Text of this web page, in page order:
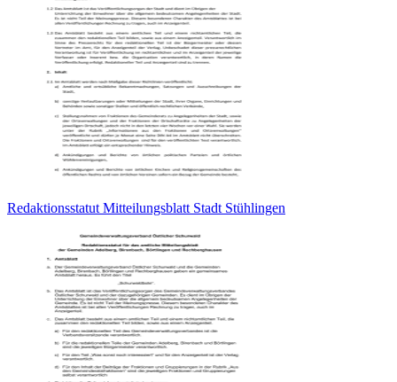
Redaktionsstatut Mitteilungsblatt Stadt Stühlingen